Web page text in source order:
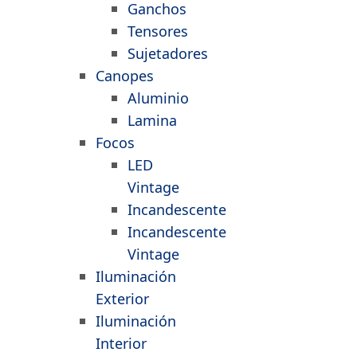
Ganchos
Tensores
Sujetadores
Canopes
Aluminio
Lamina
Focos
LED
Vintage
Incandescente
Incandescente
Vintage
Iluminación
Exterior
Iluminación
Interior